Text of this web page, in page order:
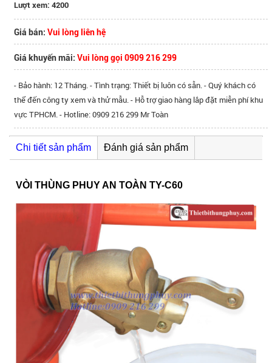
Lượt xem: 4200
Giá bán:Vui lòng liên hệ
Giá khuyến mãi:Vui lòng gọi 0909 216 299
- Bảo hành: 12 Tháng. - Tình trạng: Thiết bị luôn có sẵn. - Quý khách có
thể đến công ty xem và thử mẫu. - Hỗ trợ giao hàng lắp đặt miễn phí khu
vực TPHCM. - Hotline: 0909 216 299 Mr Toàn
Chi tiết sản phẩm Đánh giá sản phẩm
VÒI THÙNG PHUY AN TOÀN TY-C60